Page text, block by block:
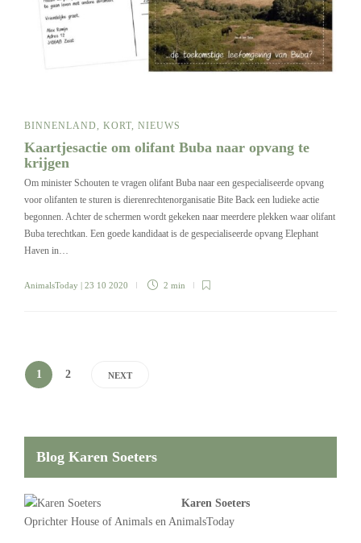
BINNENLAND, KORT, NIEUWS
Kaartjesactie om olifant Buba naar opvang te
krijgen
Om minister Schouten te vragen olifant Buba naar een gespecialiseerde opvang
voor olifanten te sturen is dierenrechtenorganisatie Bite Back een ludieke actie
begonnen. Achter de schermen wordt gekeken naar meerdere plekken waar olifant
Buba terechtkan. Een goede kandidaat is de gespecialiseerde opvang Elephant
Haven in…
AnimalsToday | 23 10 2020 2 min
1 2 NEXT
Blog Karen Soeters
Karen Soeters
Oprichter House of Animals en AnimalsToday